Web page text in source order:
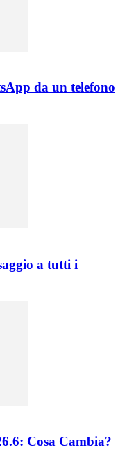
da un telefono
a tutti i
Cosa Cambia?